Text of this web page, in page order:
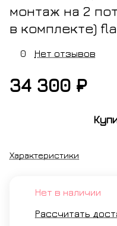
монтаж на 2
в комплекте)
0 Нет отзывов
34 300 ₽
Характеристики
Нет в наличии
Рассчитать